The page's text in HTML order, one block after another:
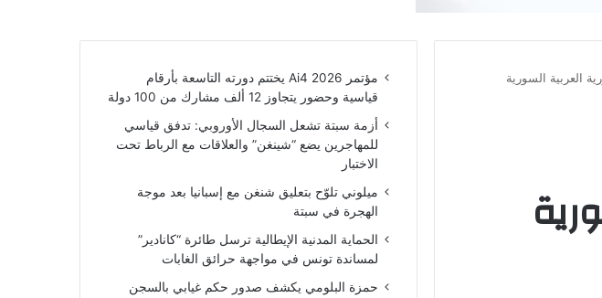
العربية السورية
مؤتمر Ai4 2026 يختتم دورته التاسعة بأرقام
قياسية وحضور يتجاوز 12 ألف مشارك من 100 دولة
أزمة سبتة تشعل السجال الأوروبي: تدفق قياسي
للمهاجرين يضع “شينغن” والعلاقات مع الرباط تحت
الاختبار
ميلوني تلوّح بتعليق شنغن مع إسبانيا بعد موجة
الهجرة في سبتة
الحماية المدنية الإيطالية ترسل طائرة “كانادير”
لمساندة تونس في مواجهة حرائق الغابات
حمزة البلومي يكشف صدور حكم غيابي بالسجن